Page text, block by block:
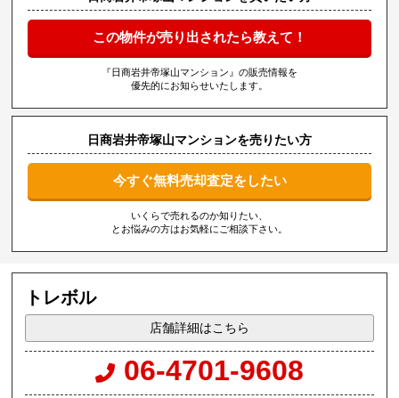
この物件が売り出されたら教えて！
『日商岩井帝塚山マンション』の販売情報を
優先的にお知らせいたします。
日商岩井帝塚山マンションを売りたい方
今すぐ無料売却査定をしたい
いくらで売れるのか知りたい、
とお悩みの方はお気軽にご相談下さい。
トレボル
店舗詳細はこちら
06-4701-9608